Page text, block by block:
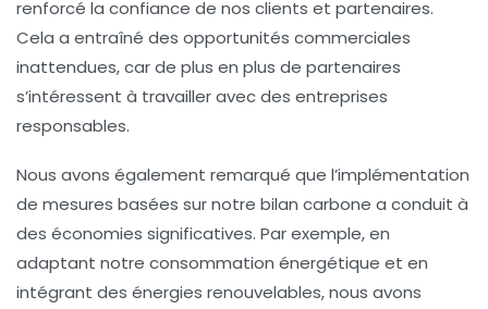
renforcé la confiance de nos clients et partenaires.
Cela a entraîné des opportunités commerciales
inattendues, car de plus en plus de partenaires
s’intéressent à travailler avec des entreprises
responsables.
Nous avons également remarqué que l’implémentation
de mesures basées sur notre bilan carbone a conduit à
des économies significatives. Par exemple, en
adaptant notre consommation énergétique et en
intégrant des énergies renouvelables, nous avons